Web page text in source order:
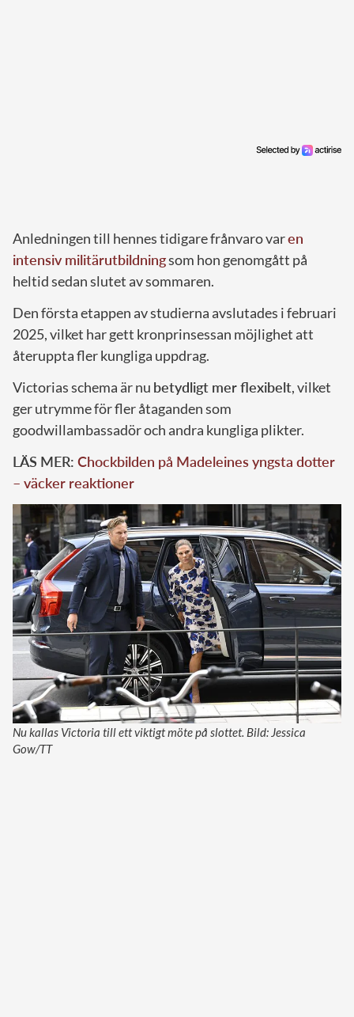
Anledningen till hennes tidigare frånvaro varen
intensiv militärutbildningsom hon genomgått på
heltid sedan slutet av sommaren.
Den första etappen av studierna avslutades i februari
2025, vilket har gett kronprinsessan möjlighet att
återuppta fler kungliga uppdrag.
Victorias schema är nu betydligt mer flexibelt, vilket
ger utrymme för fler åtaganden som
goodwillambassadör och andra kungliga plikter.
LÄS MER: Chockbilden på Madeleines yngsta dotter
– väcker reaktioner
Nu kallas Victoria till ett viktigt möte på slottet. Bild: Jessica
Gow/TT